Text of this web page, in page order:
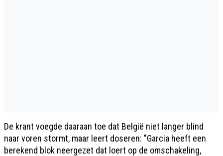
De krant voegde daaraan toe dat België niet langer blind
naar voren stormt, maar leert doseren: "Garcia heeft een
berekend blok neergezet dat loert op de omschakeling,